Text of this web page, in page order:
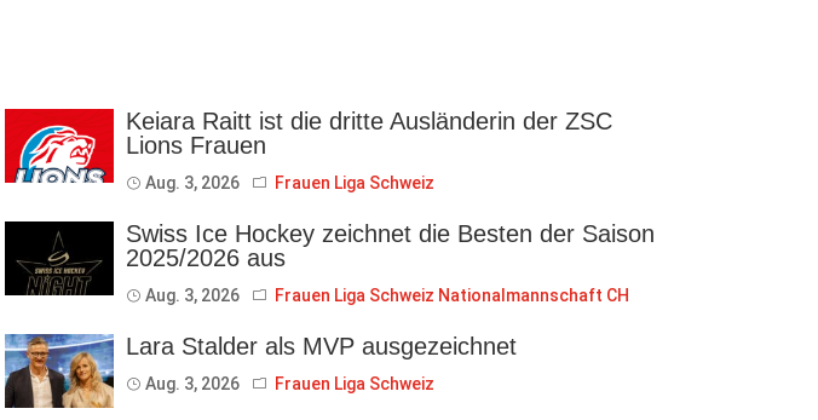
Keiara Raitt ist die dritte Ausländerin der ZSC
Lions Frauen
Aug. 3, 2026 Frauen Liga Schweiz
Swiss Ice Hockey zeichnet die Besten der Saison
2025/2026 aus
Aug. 3, 2026 Frauen Liga Schweiz Nationalmannschaft CH
Lara Stalder als MVP ausgezeichnet
Aug. 3, 2026 Frauen Liga Schweiz